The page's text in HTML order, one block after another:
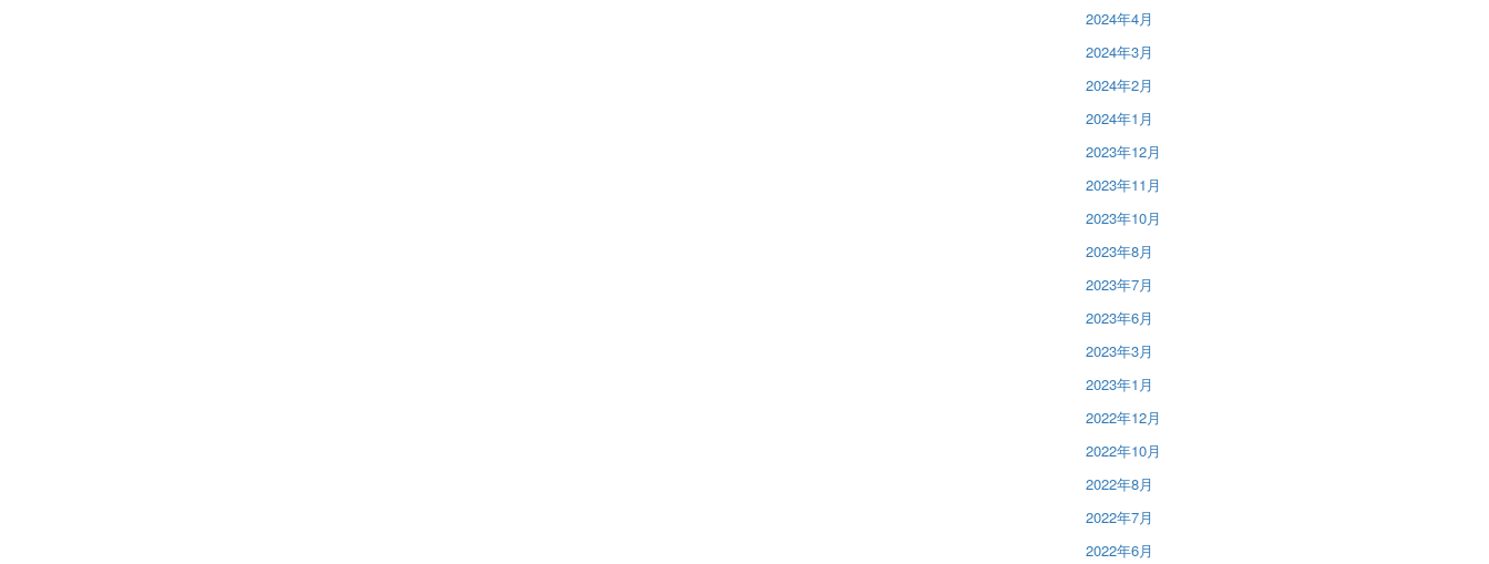
2024年4月
2024年3月
2024年2月
2024年1月
2023年12月
2023年11月
2023年10月
2023年8月
2023年7月
2023年6月
2023年3月
2023年1月
2022年12月
2022年10月
2022年8月
2022年7月
2022年6月